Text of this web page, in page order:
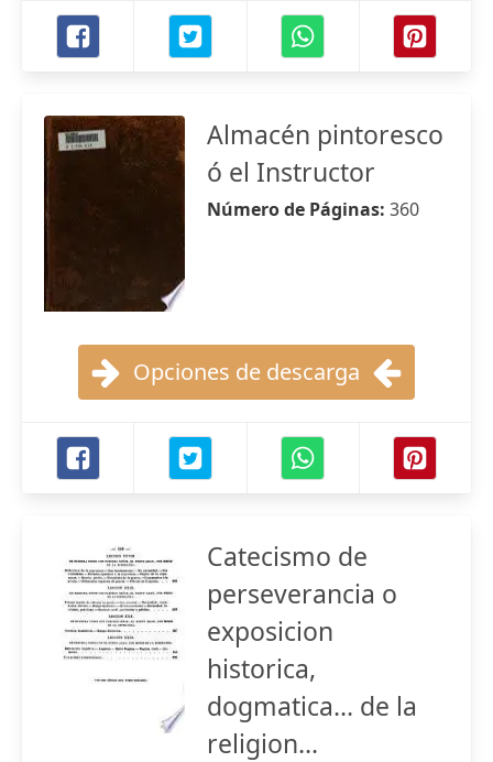
Almacén pintoresco
ó el Instructor
Número de Páginas: 360
Opciones de descarga
Catecismo de
perseverancia o
exposicion
historica,
dogmatica... de la
religion...